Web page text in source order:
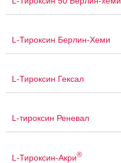
L-Тироксин Берлин-Хеми
L-Тироксин Гексал
L-тироксин Реневал
L-Тироксин-Акри®